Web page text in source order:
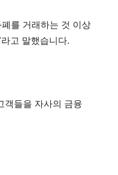
를 거래하는 것 이상
고 말했습니다.
객들을 자사의 금융